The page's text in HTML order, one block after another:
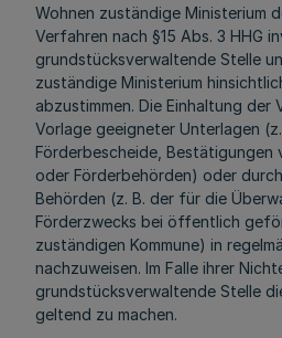
Wohnen zuständige Ministerium
Verfahren nach §15 Abs. 3 HHG
grundstücksverwaltende Stelle
zuständige Ministerium
abzustimmen. Die Einhaltung der
Vorlage geeigneter Unterlagen
Förderbescheide,
oder Förderbehörden) oder
Behörden (z. B. der für die
Förderzwecks bei öffentlich
zuständigen Kommune) in
nachzuweisen. Im Falle ihrer
grundstücksverwaltende Stelle
geltend zu machen.